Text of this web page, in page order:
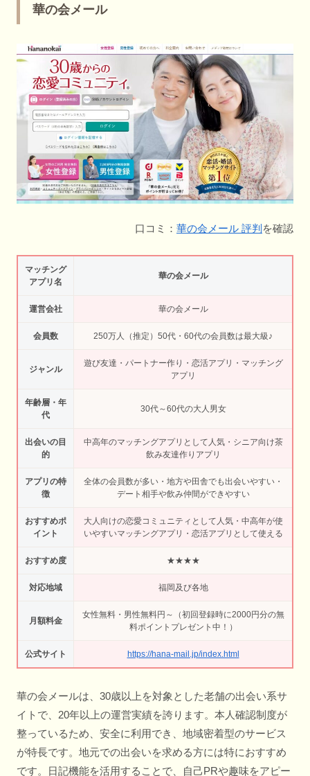
華の会メール
口コミ： 華の会メール 評判 を確認
マッチング
アプリ名
華の会メール
運営会社 華の会メール
会員数 250万人（推定）50代・60代の会員数は最大級♪
ジャンル
遊び友達・パートナー作り・恋活アプリ・マッチング
アプリ
年齢層・年
代
30代～60代の大人男女
出会いの目
的
中高年のマッチングアプリとして人気・シニア向け茶
飲み友達作りアプリ
アプリの特
徴
全体の会員数が多い・地方や田舎でも出会いやすい・
デート相手や飲み仲間ができやすい
おすすめポ
イント
大人向けの恋愛コミュニティとして人気・中高年が使
いやすいマッチングアプリ・恋活アプリとして使える
おすすめ度 ★★★★
対応地域 福岡及び各地
月額料金
女性無料・男性無料円～（初回登録時に2000円分の無
料ポイントプレゼント中！）
公式サイト https://hana-mail.jp/index.html
華の会メールは、30歳以上を対象とした老舗の出会い系サ
イトで、20年以上の運営実績を誇ります。本人確認制度が
整っているため、安全に利用でき、地域密着型のサービス
が特長です。地元での出会いを求める方には特におすすめ
です。日記機能を活用することで、自己PRや趣味をアピー